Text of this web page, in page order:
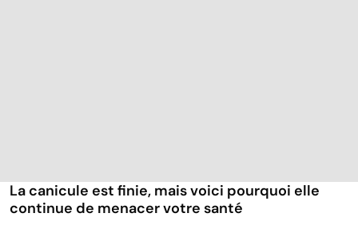
La canicule est finie, mais voici pourquoi elle
continue de menacer votre santé